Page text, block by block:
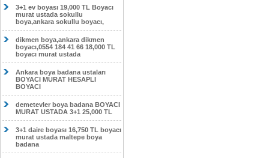
3+1 ev boyası 19,000 TL Boyacı
murat ustada sokullu
boya,ankara sokullu boyacı,
dikmen boya,ankara dikmen
boyacı,0554 184 41 66 18,000 TL
boyacı murat ustada
Ankara boya badana ustaları
BOYACI MURAT HESAPLI
BOYACI
demetevler boya badana BOYACI
MURAT USTADA 3+1 25,000 TL
3+1 daire boyası 16,750 TL boyacı
murat ustada maltepe boya
badana